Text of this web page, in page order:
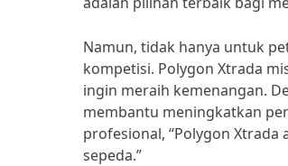
Namun, tidak hanya untuk
kompetisi. Polygon Xtrada
ingin meraih kemenangan.
membantu meningkatkan
profesional, “Polygon
sepeda.”